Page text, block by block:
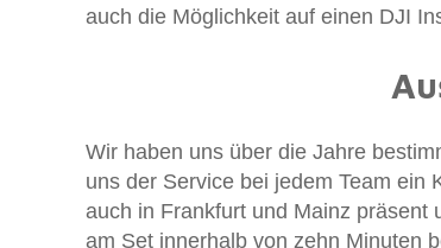
auch die Möglichkeit auf einen DJI
Wir haben uns über die Jahre
uns der Service bei jedem Team ein
auch in Frankfurt und Mainz präsent
am Set innerhalb von zehn Minuten